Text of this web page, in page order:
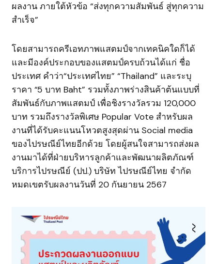
ผลงาน ภายใต้หัวข้อ “ส่งทุกความสัมพันธ์ สู่ทุกความ
สำเร็จ”
โดยสามารถครีเอทภาพแสตมป์จากเทคนิคใดก็ได้
และมีองค์ประกอบของแสตมป์ครบถ้วนได้แก่ ชื่อ
ประเทศ คำว่า“ประเทศไทย” “Thailand” และระบุ
ราคา “5 บาท Baht” รวมทั้งภาพร่างสินค้าต้นแบบที่
สัมพันธ์กับภาพแสตมป์ เพื่อชิงรางวัลรวม 120,000
บาท รวมถึงรางวัลพิเศษ Popular Vote สำหรับผล
งานที่ได้รับคะแนนโหวตสูงสุดผ่าน Social media
ของไปรษณีย์ไทยอีกด้วย โดยผู้สนใจสามารถส่งผล
งานมาได้ที่ฝ่ายบริหารลูกค้าและพัฒนาผลิตภัณฑ์
บริการไปรษณีย์ (ปป.) บริษัท ไปรษณีย์ไทย จำกัด
หมดเขตรับผลงานวันที่ 20 กันยายน 2567